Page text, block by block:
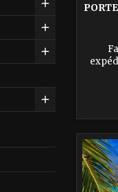
un
votre
dans